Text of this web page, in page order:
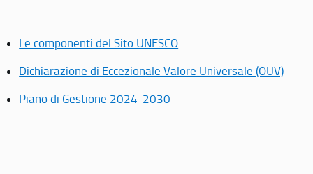
Le componenti del Sito UNESCO
Dichiarazione di Eccezionale Valore Universale (OUV)
Piano di Gestione 2024-2030